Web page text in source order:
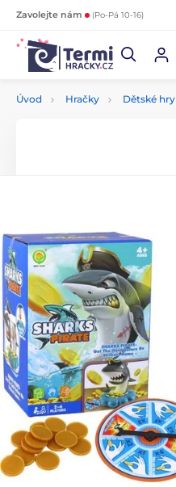
Zavolejte nám (Po-Pá 10-16)
Úvod Hračky Dětské hry